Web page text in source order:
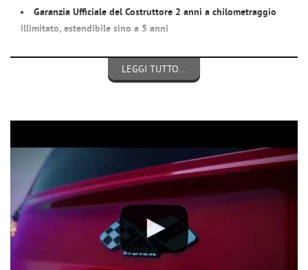
Garanzia Ufficiale del Costruttore 2 anni a chilometraggio
illimitato, estendibile sino a 5 anni
Si guida dai 14 anni e si può trasportare un passeggero dai 16
anni... è sufficiente avere il patentino del ciclomotore oppure la
CONFORME ALLE NUOVE NORMATIVE EUROPEE
PIU' ROBUSTA >peso complessivo aumentato+20%: fino a
425kg
PIU' SCATTANTE >potenza massima aumentata
6kw anzichè 4kw
PIU' CONFORTEVOLE >
rumorosità motore
sonoro rilevato in decibel), sia da fermo che in marcia
MENO INQUINANTE > emissioni allo scarico ridotte e rispetto
della nuovanormativa antinquinamento Euro5+
LEGGI TUTTO...